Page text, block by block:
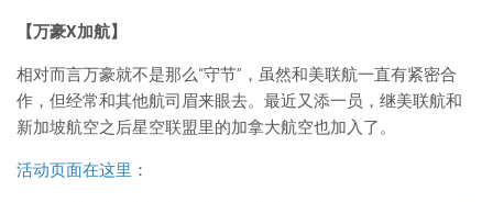
【万豪X加航】
相对而言万豪就不是那么“守节”，虽然和美联航一直有紧密合
作，但经常和其他航司眉来眼去。最近又添一员，继美联航和
新加坡航空之后星空联盟里的加拿大航空也加入了。
活动页面在这里 ：